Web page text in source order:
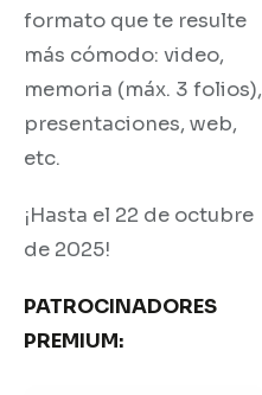
formato que te resulte
más cómodo: video,
memoria (máx. 3 folios),
presentaciones, web,
etc.
¡Hasta el 22 de octubre
de 2025!
PATROCINADORES
PREMIUM: